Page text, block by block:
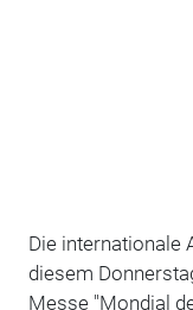
Die internationale
diesem
Messe "Mondial